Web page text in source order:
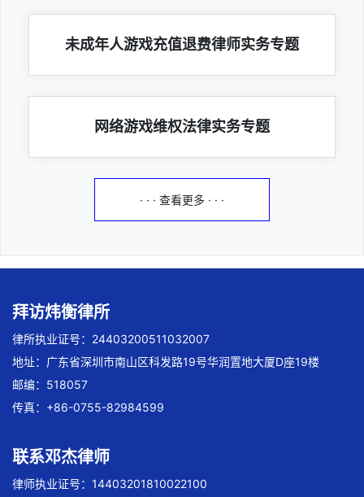
未成年人游戏充值退费律师实务专题
网络游戏维权法律实务专题
· · · 查看更多 · · ·
拜访炜衡律所
律所执业证号：24403200511032007
地址：广东省深圳市南山区科发路19号华润置地大厦D座19楼
邮编：518057
传真：+86-0755-82984599
联系邓杰律师
律师执业证号：14403201810022100